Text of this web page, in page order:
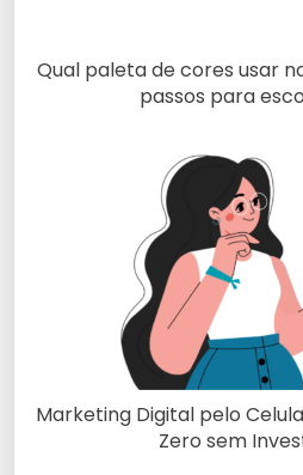
Qual paleta de cores usar
passos para
Marketing Digital pelo
Zero sem